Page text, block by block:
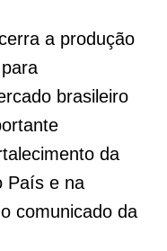
a produção
brasileiro
da
País e na
comunicado da